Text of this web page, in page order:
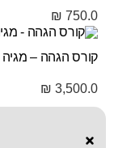
750.0
₪
קורס הגהה –
3,500.0
₪